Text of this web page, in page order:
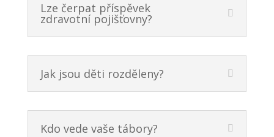
Lze čerpat příspěvek
zdravotní pojišťovny?
Jak jsou děti rozděleny?
Kdo vede vaše tábory?